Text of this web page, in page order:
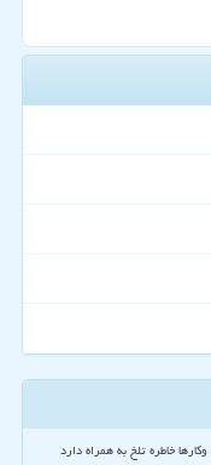
خاطره تلخ به همراه دارد